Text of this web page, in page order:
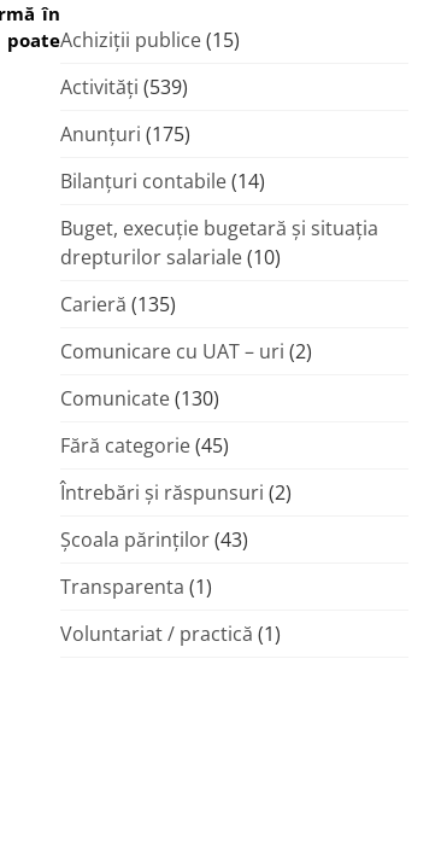
în
poateAchiziții publice(15)
Activități (539)
Anunțuri (175)
Bilanțuri contabile(14)
Buget, execuție bugetară și situația
drepturilor salariale(10)
Carieră (135)
Comunicare cu UAT – uri (2)
Comunicate(130)
Fără categorie(45)
Întrebări și răspunsuri (2)
Şcoala părinţilor(43)
Transparenta (1)
Voluntariat / practică (1)